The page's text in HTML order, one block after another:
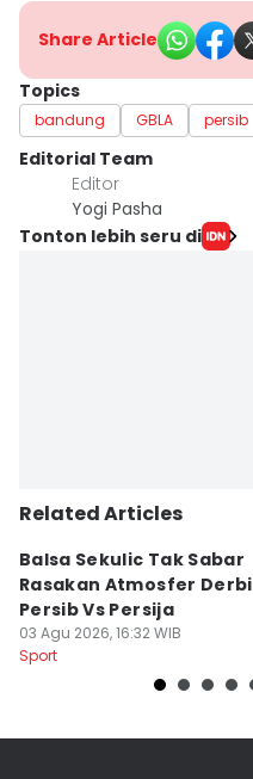
Share Article
Topics
bandung GBLA persib
Editorial Team
Editor
Yogi Pasha
Tonton lebih seru di
Related Articles
Balsa Sekulic Tak Sabar
Rasakan Atmosfer Derbi
Persib Vs Persija
03 Agu 2026, 16:32 WIB
Sport